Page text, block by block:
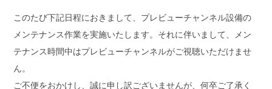
このたび下記日程におきまして、プレビューチャンネル設備の
メンテナンス作業を実施いたします。それに伴いまして、メン
テナンス時間中はプレビューチャンネルがご視聴いただけませ
ん。
ご不便をおかけし、誠に申し訳ございませんが、何卒ご了承く